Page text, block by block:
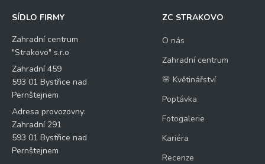
SÍDLO FIRMY
Zahradní centrum
"Strakovo" s.r.o
Zahradní 459
593 01 Bystřice nad
Pernštejnem
Adresa provozovny:
Zahradní 291
593 01 Bystřice nad
Pernštejnem
ZC STRAKOVO
O nás
Zahradní centrum
🌸 Květinářství
Poptávka
Fotogalerie
Kariéra
Recenze